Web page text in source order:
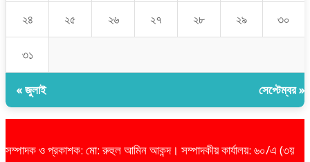
২৪ ২৫ ২৬ ২৭ ২৮ ২৯ ৩০
৩১
« জুলাই সেপ্টেম্বর »
সম্পাদক ও প্রকাশক: মো: রুহুল আমিন আকন্দ। সম্পাদকীয় কার্যালয়: ৬০/এ (৩য়